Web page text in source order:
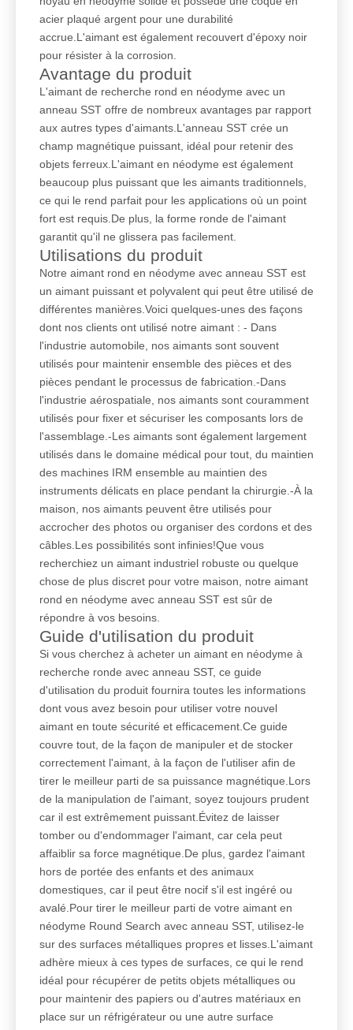
acier plaqué argent pour une durabilité
accrue.L'aimant est également recouvert d'époxy noir
pour résister à la corrosion.
Avantage du produit
L'aimant de recherche rond en néodyme avec un
anneau SST offre de nombreux avantages par rapport
aux autres types d'aimants.L'anneau SST crée un
champ magnétique puissant, idéal pour retenir des
objets ferreux.L'aimant en néodyme est également
beaucoup plus puissant que les aimants traditionnels,
ce qui le rend parfait pour les applications où un point
fort est requis.De plus, la forme ronde de l'aimant
garantit qu'il ne glissera pas facilement.
Utilisations du produit
Notre aimant rond en néodyme avec anneau SST est
un aimant puissant et polyvalent qui peut être utilisé de
différentes manières.Voici quelques-unes des façons
dont nos clients ont utilisé notre aimant : - Dans
l'industrie automobile, nos aimants sont souvent
utilisés pour maintenir ensemble des pièces et des
pièces pendant le processus de fabrication.-Dans
l'industrie aérospatiale, nos aimants sont couramment
utilisés pour fixer et sécuriser les composants lors de
l'assemblage.-Les aimants sont également largement
utilisés dans le domaine médical pour tout, du maintien
des machines IRM ensemble au maintien des
instruments délicats en place pendant la chirurgie.-À la
maison, nos aimants peuvent être utilisés pour
accrocher des photos ou organiser des cordons et des
câbles.Les possibilités sont infinies!Que vous
recherchiez un aimant industriel robuste ou quelque
chose de plus discret pour votre maison, notre aimant
rond en néodyme avec anneau SST est sûr de
répondre à vos besoins.
Guide d'utilisation du produit
Si vous cherchez à acheter un aimant en néodyme à
recherche ronde avec anneau SST, ce guide
d'utilisation du produit fournira toutes les informations
dont vous avez besoin pour utiliser votre nouvel
aimant en toute sécurité et efficacement.Ce guide
couvre tout, de la façon de manipuler et de stocker
correctement l'aimant, à la façon de l'utiliser afin de
tirer le meilleur parti de sa puissance magnétique.Lors
de la manipulation de l'aimant, soyez toujours prudent
car il est extrêmement puissant.Évitez de laisser
tomber ou d'endommager l'aimant, car cela peut
affaiblir sa force magnétique.De plus, gardez l'aimant
hors de portée des enfants et des animaux
domestiques, car il peut être nocif s'il est ingéré ou
avalé.Pour tirer le meilleur parti de votre aimant en
néodyme Round Search avec anneau SST, utilisez-le
sur des surfaces métalliques propres et lisses.L'aimant
adhère mieux à ces types de surfaces, ce qui le rend
idéal pour récupérer de petits objets métalliques ou
pour maintenir des papiers ou d'autres matériaux en
place sur un réfrigérateur ou une autre surface